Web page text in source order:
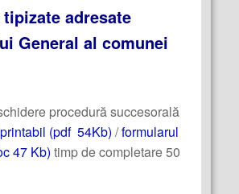
adresate
General al comunei
procedură succesorală
(pdf 54Kb) /formularul
47 Kb) timp de completare 50